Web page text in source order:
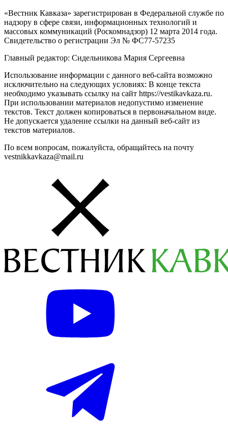
«Вестник Кавказа» зарегистрирован в Федеральной службе по
надзору в сфере связи, информационных технологий и
массовых коммуникаций (Роскомнадзор) 12 марта 2014 года.
Свидетельство о регистрации Эл № ФС77-57235
Главный редактор: Сидельникова Мария Сергеевна
Использование информации с данного веб-сайта возможно
исключительно на следующих условиях: В конце текста
необходимо указывать ссылку на сайт https://vestikavkaza.ru.
При использовании материалов недопустимо изменение
текстов. Текст должен копироваться в первоначальном виде.
Не допускается удаление ссылки на данный веб-сайт из
текстов материалов.
По всем вопросам, пожалуйста, обращайтесь на почту
vestnikkavkaza@mail.ru